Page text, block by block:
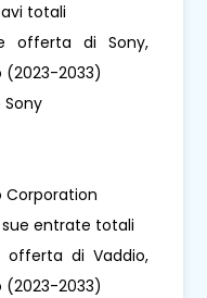
totali
offerta di Sony,
(2023-2033)
Sony
Corporation
sue entrate totali
offerta di Vaddio,
(2023-2033)